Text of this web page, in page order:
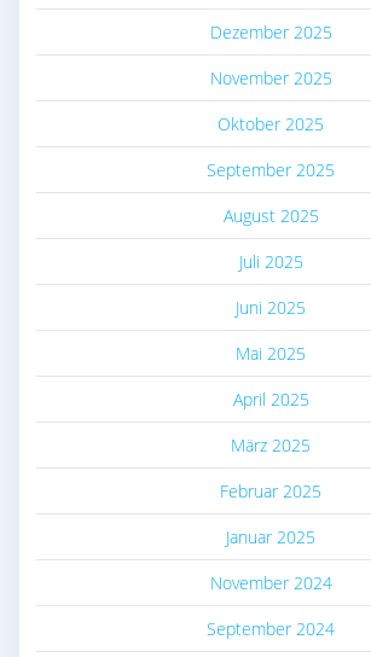
Dezember 2025
November 2025
Oktober 2025
September 2025
August 2025
Juli 2025
Juni 2025
Mai 2025
April 2025
März 2025
Februar 2025
Januar 2025
November 2024
September 2024